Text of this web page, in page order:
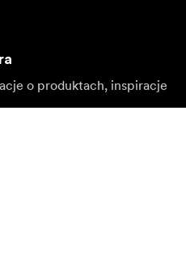
o produktach, inspiracje